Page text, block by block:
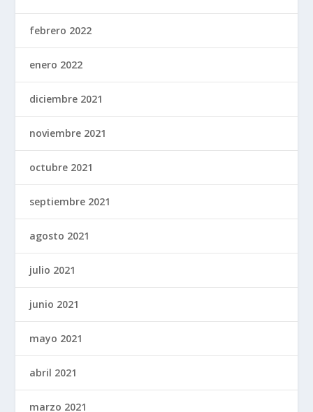
febrero 2022
enero 2022
diciembre 2021
noviembre 2021
octubre 2021
septiembre 2021
agosto 2021
julio 2021
junio 2021
mayo 2021
abril 2021
marzo 2021